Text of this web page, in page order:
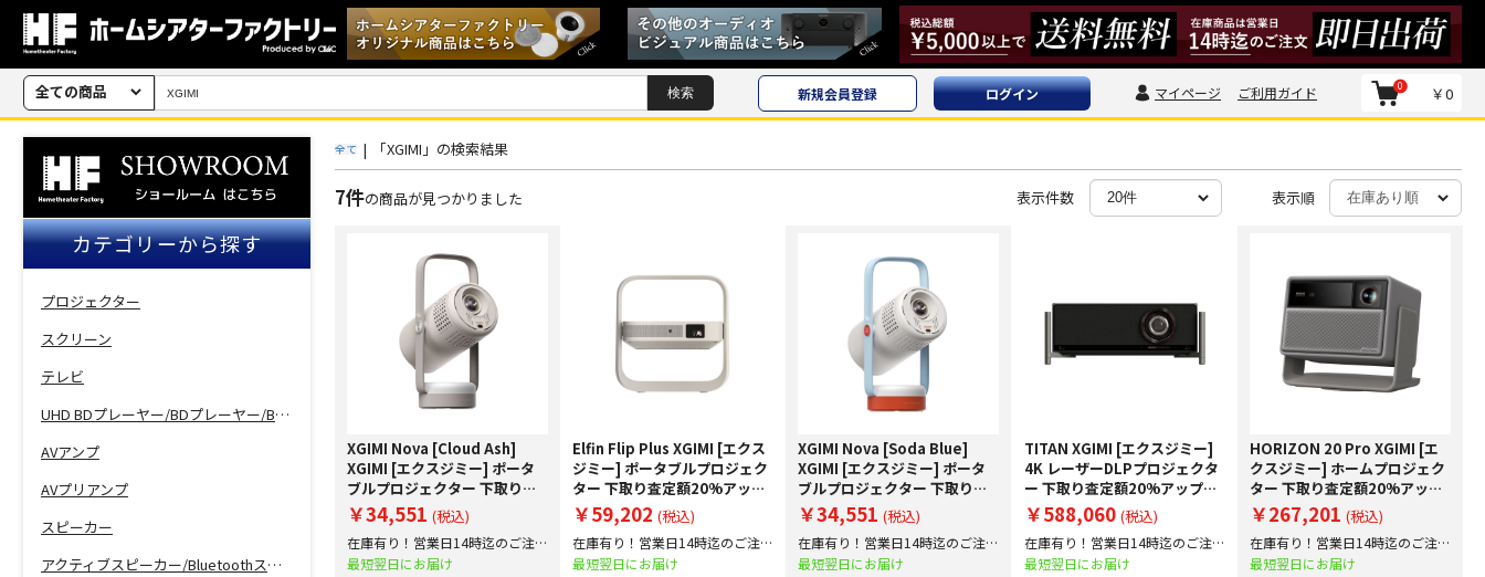
全ての商品 新規会員登録 ログイン マイページ ご利用ガイド ￥0
0
カテゴリーから探す
プロジェクター
スクリーン
テレビ
UHD BDプレーヤー/BDプレーヤー/BDレコーダー
AVアンプ
AVプリアンプ
スピーカー
アクティブスピーカー/Bluetoothスピーカー
全て | 「XGIMI」の検索結果
7件の商品が見つかりました 表示件数 表示順
XGIMI Nova [Cloud Ash]
XGIMI [エクスジミー] ポータ
ブルプロジェクター 下取り査
定額20%アップ実施中！
￥34,551 (税込)
在庫有り！営業日14時迄のご注文
で即日出荷！
最短翌日にお届け
Elfin Flip Plus XGIMI [エクス
ジミー] ポータブルプロジェク
ター 下取り査定額20%アップ
実施中！
￥59,202 (税込)
在庫有り！営業日14時迄のご注文
で即日出荷！
最短翌日にお届け
XGIMI Nova [Soda Blue]
XGIMI [エクスジミー] ポータ
ブルプロジェクター 下取り査
定額20%アップ実施中！
￥34,551(税込)
在庫有り！営業日14時迄のご注文
で即日出荷！
最短翌日にお届け
TITAN XGIMI [エクスジミー]
4K レーザーDLPプロジェクタ
ー 下取り査定額20%アップ実
施中！
￥588,060 (税込)
在庫有り！営業日14時迄のご注文
で即日出荷！
最短翌日にお届け
HORIZON 20 Pro XGIMI [エ
クスジミー] ホームプロジェク
ター 下取り査定額20%アップ
実施中！
￥267,201 (税込)
在庫有り！営業日14時迄のご注文
で即日出荷！
最短翌日にお届け